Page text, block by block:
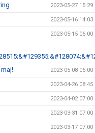
2023-05-27 15:29
2023-05-16 14:03
2023-05-15 06:00
2023-05-08 06:00
2023-04-26 08:45
2023-04-02 07:00
2023-03-31 07:00
2023-03-17 07:00